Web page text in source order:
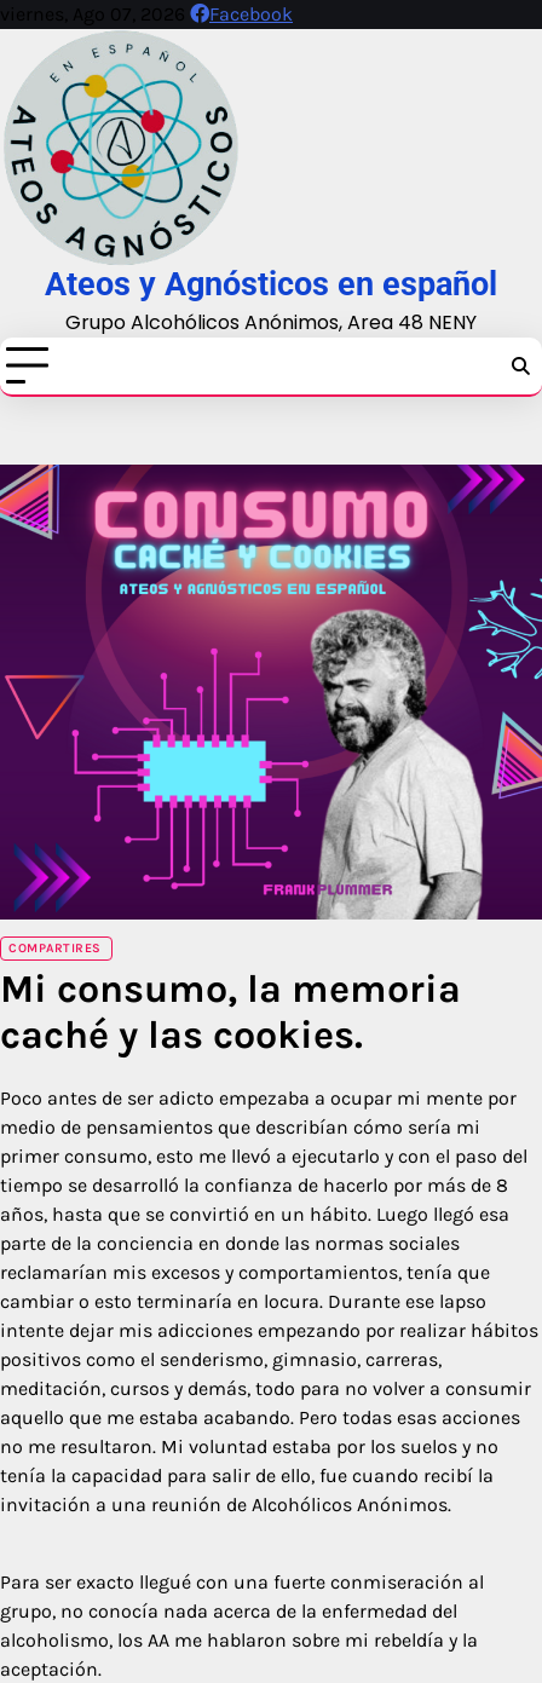
Skip
content
viernes, Ago 07, 2026 Facebook
Ateos y Agnósticos en español
Grupo Alcohólicos Anónimos, Area 48 NENY
COMPARTIRES
Mi consumo, la memoria
caché y las cookies.
Poco antes de ser adicto empezaba a ocupar mi mente por
medio de pensamientos que describían cómo sería mi
primer consumo, esto me llevó a ejecutarlo y con el paso del
tiempo se desarrolló la confianza de hacerlo por más de 8
años, hasta que se convirtió en un hábito. Luego llegó esa
parte de la conciencia en donde las normas sociales
reclamarían mis excesos y comportamientos, tenía que
cambiar o esto terminaría en locura. Durante ese lapso
intente dejar mis adicciones empezando por realizar hábitos
positivos como el senderismo, gimnasio, carreras,
meditación, cursos y demás, todo para no volver a consumir
aquello que me estaba acabando. Pero todas esas acciones
no me resultaron. Mi voluntad estaba por los suelos y no
tenía la capacidad para salir de ello, fue cuando recibí la
invitación a una reunión de Alcohólicos Anónimos.
Para ser exacto llegué con una fuerte conmiseración al
grupo, no conocía nada acerca de la enfermedad del
alcoholismo, los AA me hablaron sobre mi rebeldía y la
aceptación.